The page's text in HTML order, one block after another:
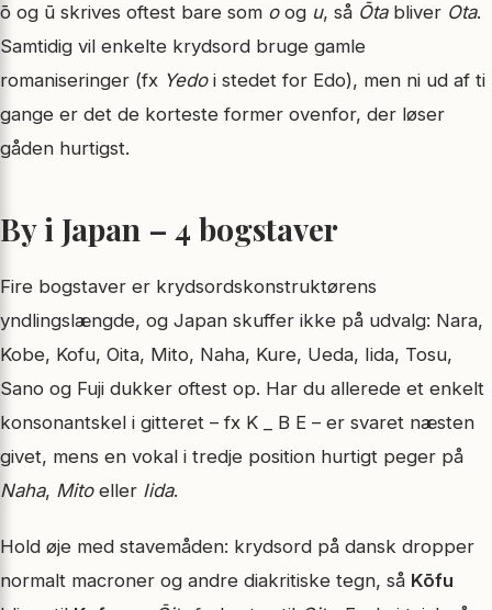
ō og ū skrives oftest bare som oog u, så Ōtabliver Ota.
Samtidig vil enkelte krydsord bruge gamle
romaniseringer (fx Yedoi stedet for Edo), men ni ud af ti
gange er det de korteste former ovenfor, der løser
gåden hurtigst.
By i Japan – 4 bogstaver
Fire bogstaver er krydsordskonstruktørens
yndlingslængde, og Japan skuffer ikke på udvalg: Nara,
Kobe, Kofu, Oita, Mito, Naha, Kure, Ueda, Iida, Tosu,
Sano og Fuji dukker oftest op. Har du allerede et enkelt
konsonantskel i gitteret – fx K _ B E – er svaret næsten
givet, mens en vokal i tredje position hurtigt peger på
Naha, Mitoeller Iida.
Hold øje med stavemåden: krydsord på dansk dropper
normalt macroner og andre diakritiske tegn, så Kōfu